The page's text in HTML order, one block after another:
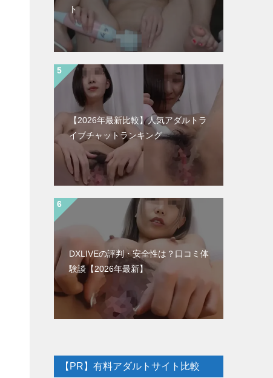
ト
【2026年最新比較】人気アダルトラ
イブチャットランキング
DXLIVEの評判・安全性は？口コミ体
験談【2026年最新】
【PR】有料アダルトサイト比較